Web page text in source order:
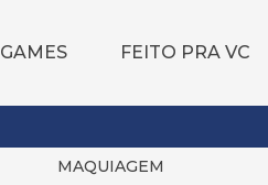
GAMES FEITO PRA VC
MAQUIAGEM